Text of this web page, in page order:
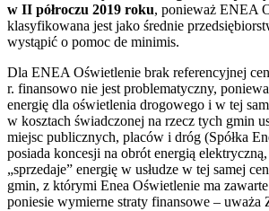
w II półroczu 2019 roku, ponieważ ENEA
klasyfikowana jest jako średnie
wystąpić o pomoc de minimis.
Dla ENEA Oświetlenie brak referencyjnej
r. finansowo nie jest problematyczny,
energię dla oświetlenia drogowego i w tej
w kosztach świadczonej na rzecz tych gmin
miejsc publicznych, placów i dróg (Spółka
posiada koncesji na obrót energią
„sprzedaje” energię w usłudze w tej samej
gmin, z którymi Enea Oświetlenie ma
poniesie wymierne straty finansowe – uważa